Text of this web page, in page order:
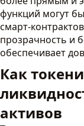
функций могут
смарт-
прозрачность и
обеспечивает
Как
активов